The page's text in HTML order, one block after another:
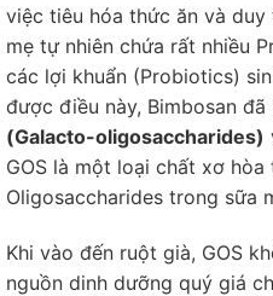
việc tiêu hóa thức ăn và
mẹ tự nhiên chứa rất nhiều
các lợi khuẩn (Probiotics)
được điều này, Bimbosan đã
(Galacto-oligosaccharides)
GOS là một loại chất xơ
Oligosaccharides trong sữa
Khi vào đến ruột già, GOS
nguồn dinh dưỡng quý giá